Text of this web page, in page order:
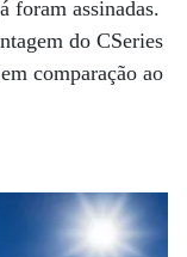
foram assinadas.
do CSeries
comparação ao